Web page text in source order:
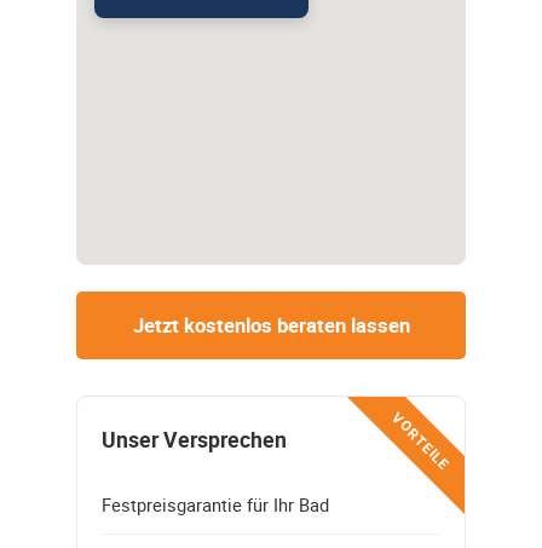
Jetzt kostenlos beraten lassen
VORTEILE
Unser Versprechen
Festpreisgarantie für Ihr Bad